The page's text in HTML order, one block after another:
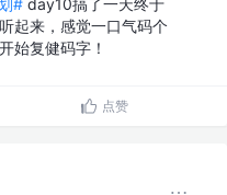
# day10搞了一天终于
起来，感觉一口气码个
始复健码字！
点赞